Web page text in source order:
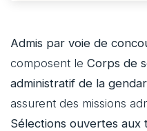
Admis par voie de
composent le Corps de
administratif de la
assurent des missions
Sélections ouvertes aux